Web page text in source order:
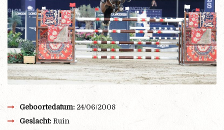
Geboortedatum: 24/06/2008
Geslacht: Ruin